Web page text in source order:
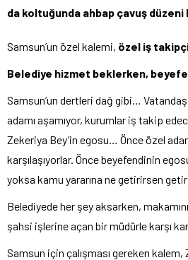
da koltuğunda ahbap çavuş düzeni
Samsun’un özel kalemi, özel iş
Belediye hizmet beklerken,
Samsun’un dertleri dağ gibi…
adamı aşamıyor, kurumlar iş takip
Zekeriya Bey’in egosu… Önce özel
karşılaşıyorlar. Önce beyefendinin
yoksa kamu yararına ne getirirsen
Belediyede her şey aksarken,
şahsi işlerine açan bir müdürle karşı
Samsun için çalışması gereken kalem,